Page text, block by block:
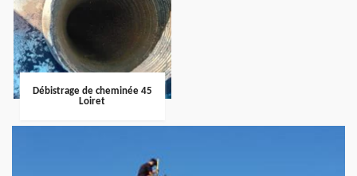
Débistrage de cheminée 45
Loiret